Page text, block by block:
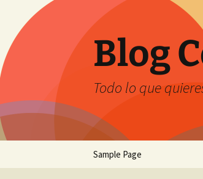
contenido
Blog
Todo lo que
Sample Page